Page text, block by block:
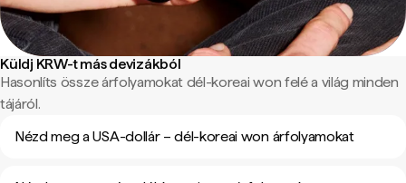
Küldj KRW-t más devizákból
Hasonlíts össze árfolyamokat dél-koreai won felé a világ minden
tájáról.
Nézd meg a USA-dollár – dél-koreai won árfolyamokat